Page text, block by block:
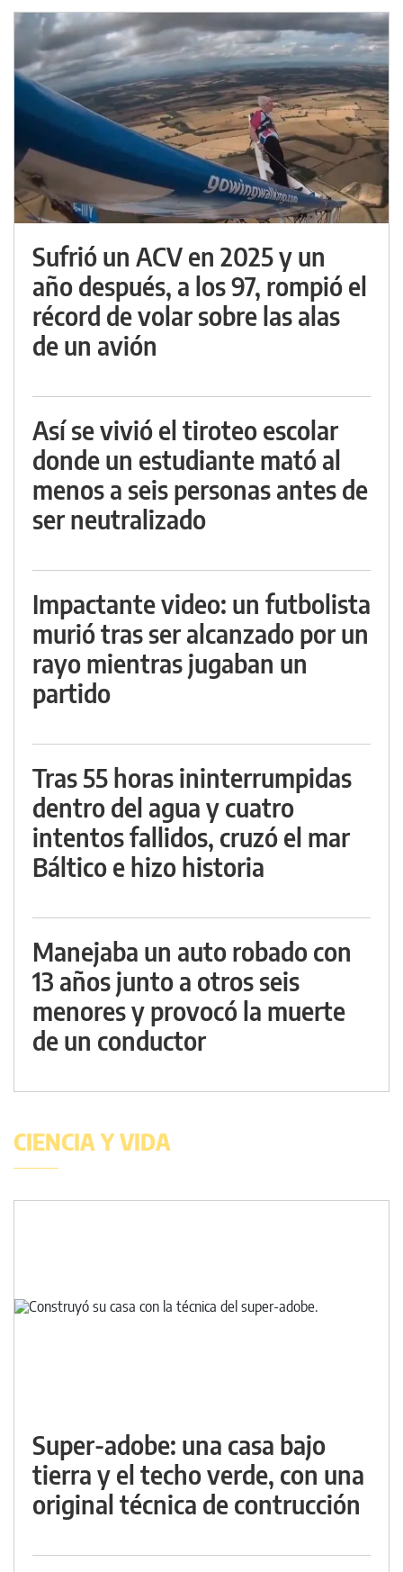
Sufrió un ACV en 2025 y un
año después, a los 97, rompió el
récord de volar sobre las alas
de un avión
Así se vivió el tiroteo escolar
donde un estudiante mató al
menos a seis personas antes de
ser neutralizado
Impactante video: un futbolista
murió tras ser alcanzado por un
rayo mientras jugaban un
partido
Tras 55 horas ininterrumpidas
dentro del agua y cuatro
intentos fallidos, cruzó el mar
Báltico e hizo historia
Manejaba un auto robado con
13 años junto a otros seis
menores y provocó la muerte
de un conductor
CIENCIA Y VIDA
Super-adobe: una casa bajo
tierra y el techo verde, con una
original técnica de contrucción